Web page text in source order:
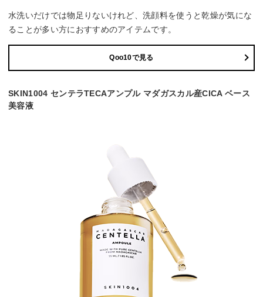
水洗いだけでは物足りないけれど、洗顔料を使うと乾燥が気にな
ることが多い方におすすめのアイテムです。
Qoo10で見る
SKIN1004 センテラTECAアンプル マダガスカル産CICA ベース
美容液